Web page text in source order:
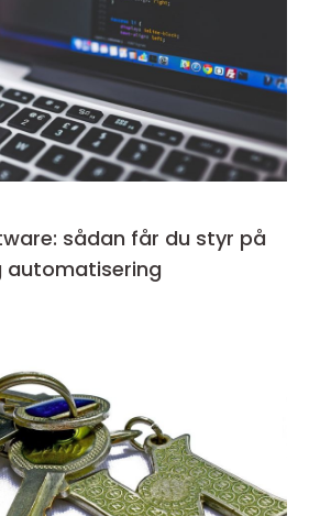
sådan får du styr på
automatisering